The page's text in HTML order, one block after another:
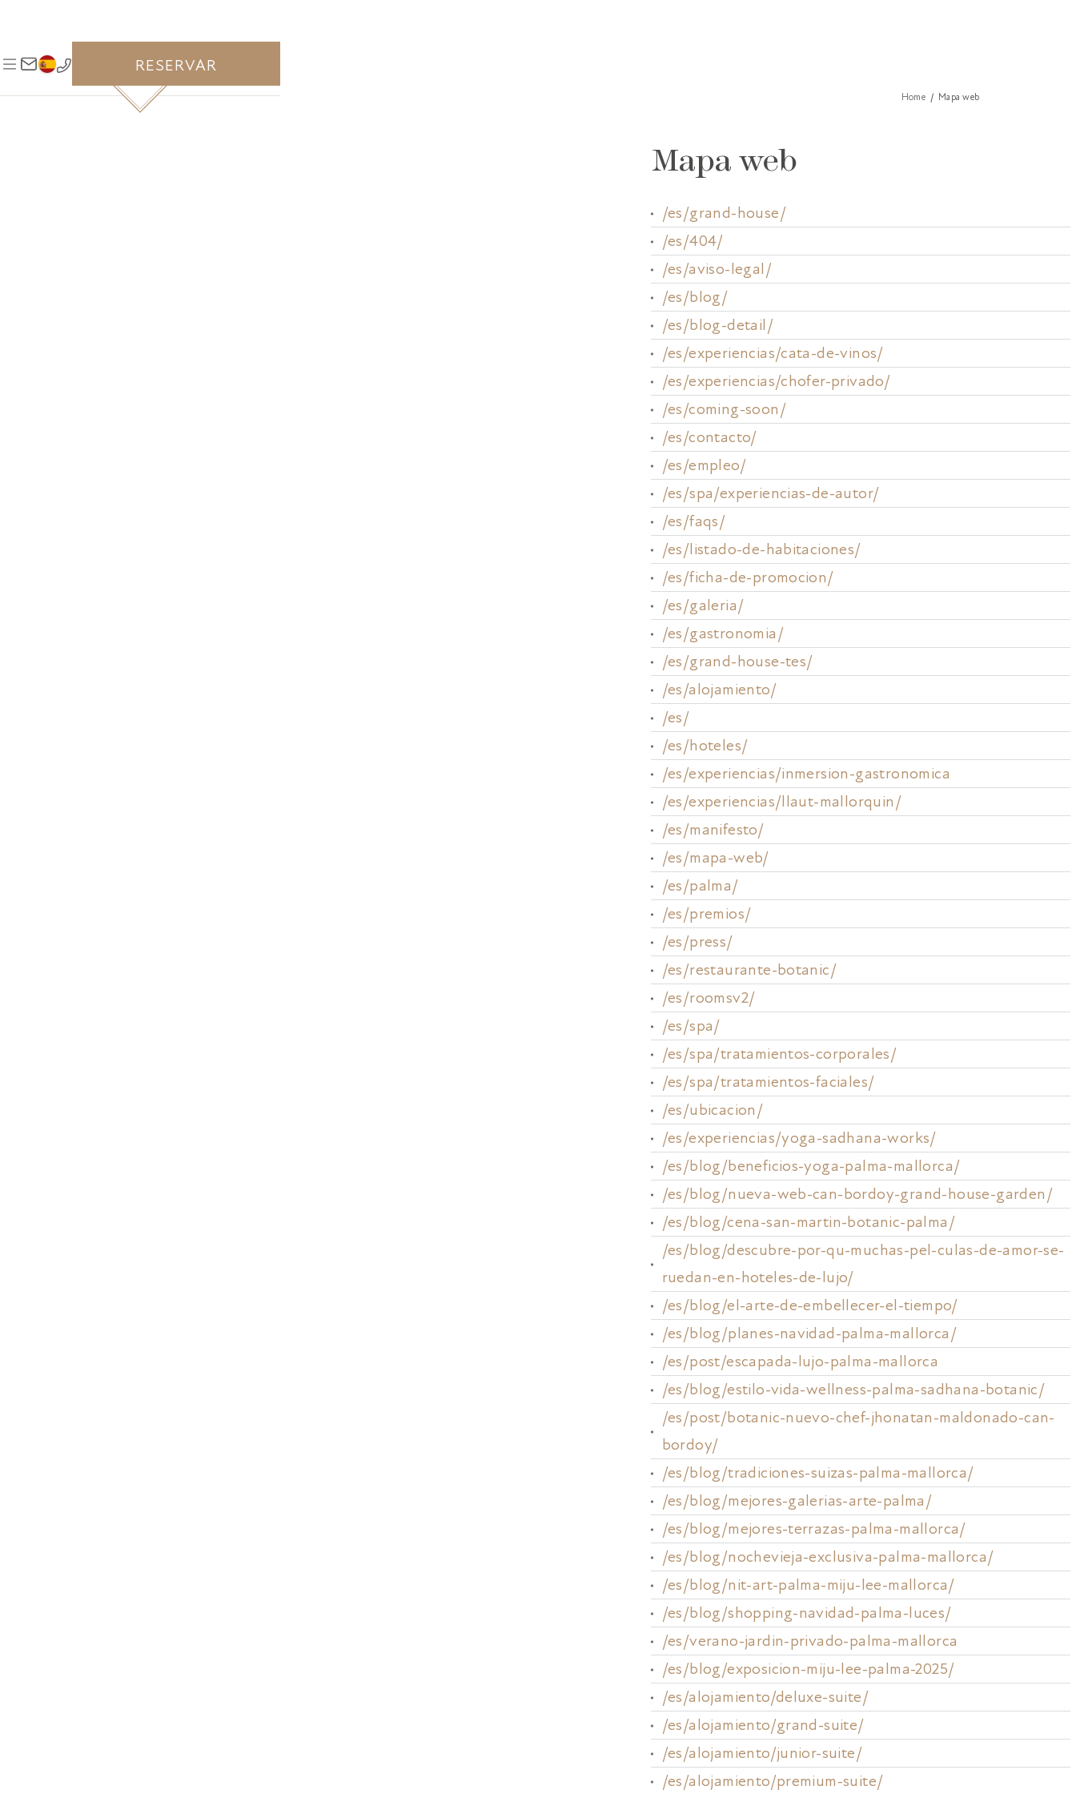
RESERVAR
Home Mapa web
Mapa web
/es/grand-house/
/es/404/
/es/aviso-legal/
/es/blog/
/es/blog-detail/
/es/experiencias/cata-de-vinos/
/es/experiencias/chofer-privado/
/es/coming-soon/
/es/contacto/
/es/empleo/
/es/spa/experiencias-de-autor/
/es/faqs/
/es/listado-de-habitaciones/
/es/ficha-de-promocion/
/es/galeria/
/es/gastronomia/
/es/grand-house-tes/
/es/alojamiento/
/es/
/es/hoteles/
/es/experiencias/inmersion-gastronomica
/es/experiencias/llaut-mallorquin/
/es/manifesto/
/es/mapa-web/
/es/palma/
/es/premios/
/es/press/
/es/restaurante-botanic/
/es/roomsv2/
/es/spa/
/es/spa/tratamientos-corporales/
/es/spa/tratamientos-faciales/
/es/ubicacion/
/es/experiencias/yoga-sadhana-works/
/es/blog/beneficios-yoga-palma-mallorca/
/es/blog/nueva-web-can-bordoy-grand-house-garden/
/es/blog/cena-san-martin-botanic-palma/
/es/blog/descubre-por-qu-muchas-pel-culas-de-amor-se-
ruedan-en-hoteles-de-lujo/
/es/blog/el-arte-de-embellecer-el-tiempo/
/es/blog/planes-navidad-palma-mallorca/
/es/post/escapada-lujo-palma-mallorca
/es/blog/estilo-vida-wellness-palma-sadhana-botanic/
/es/post/botanic-nuevo-chef-jhonatan-maldonado-can-
bordoy/
/es/blog/tradiciones-suizas-palma-mallorca/
/es/blog/mejores-galerias-arte-palma/
/es/blog/mejores-terrazas-palma-mallorca/
/es/blog/nochevieja-exclusiva-palma-mallorca/
/es/blog/nit-art-palma-miju-lee-mallorca/
/es/blog/shopping-navidad-palma-luces/
/es/verano-jardin-privado-palma-mallorca
/es/blog/exposicion-miju-lee-palma-2025/
/es/alojamiento/deluxe-suite/
/es/alojamiento/grand-suite/
/es/alojamiento/junior-suite/
/es/alojamiento/premium-suite/